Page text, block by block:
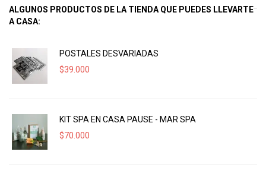
ALGUNOS PRODUCTOS DE LA TIENDA QUE PUEDES LLEVARTE
A CASA:
POSTALES DESVARIADAS
$39.000
KIT SPA EN CASA PAUSE - MAR SPA
$70.000